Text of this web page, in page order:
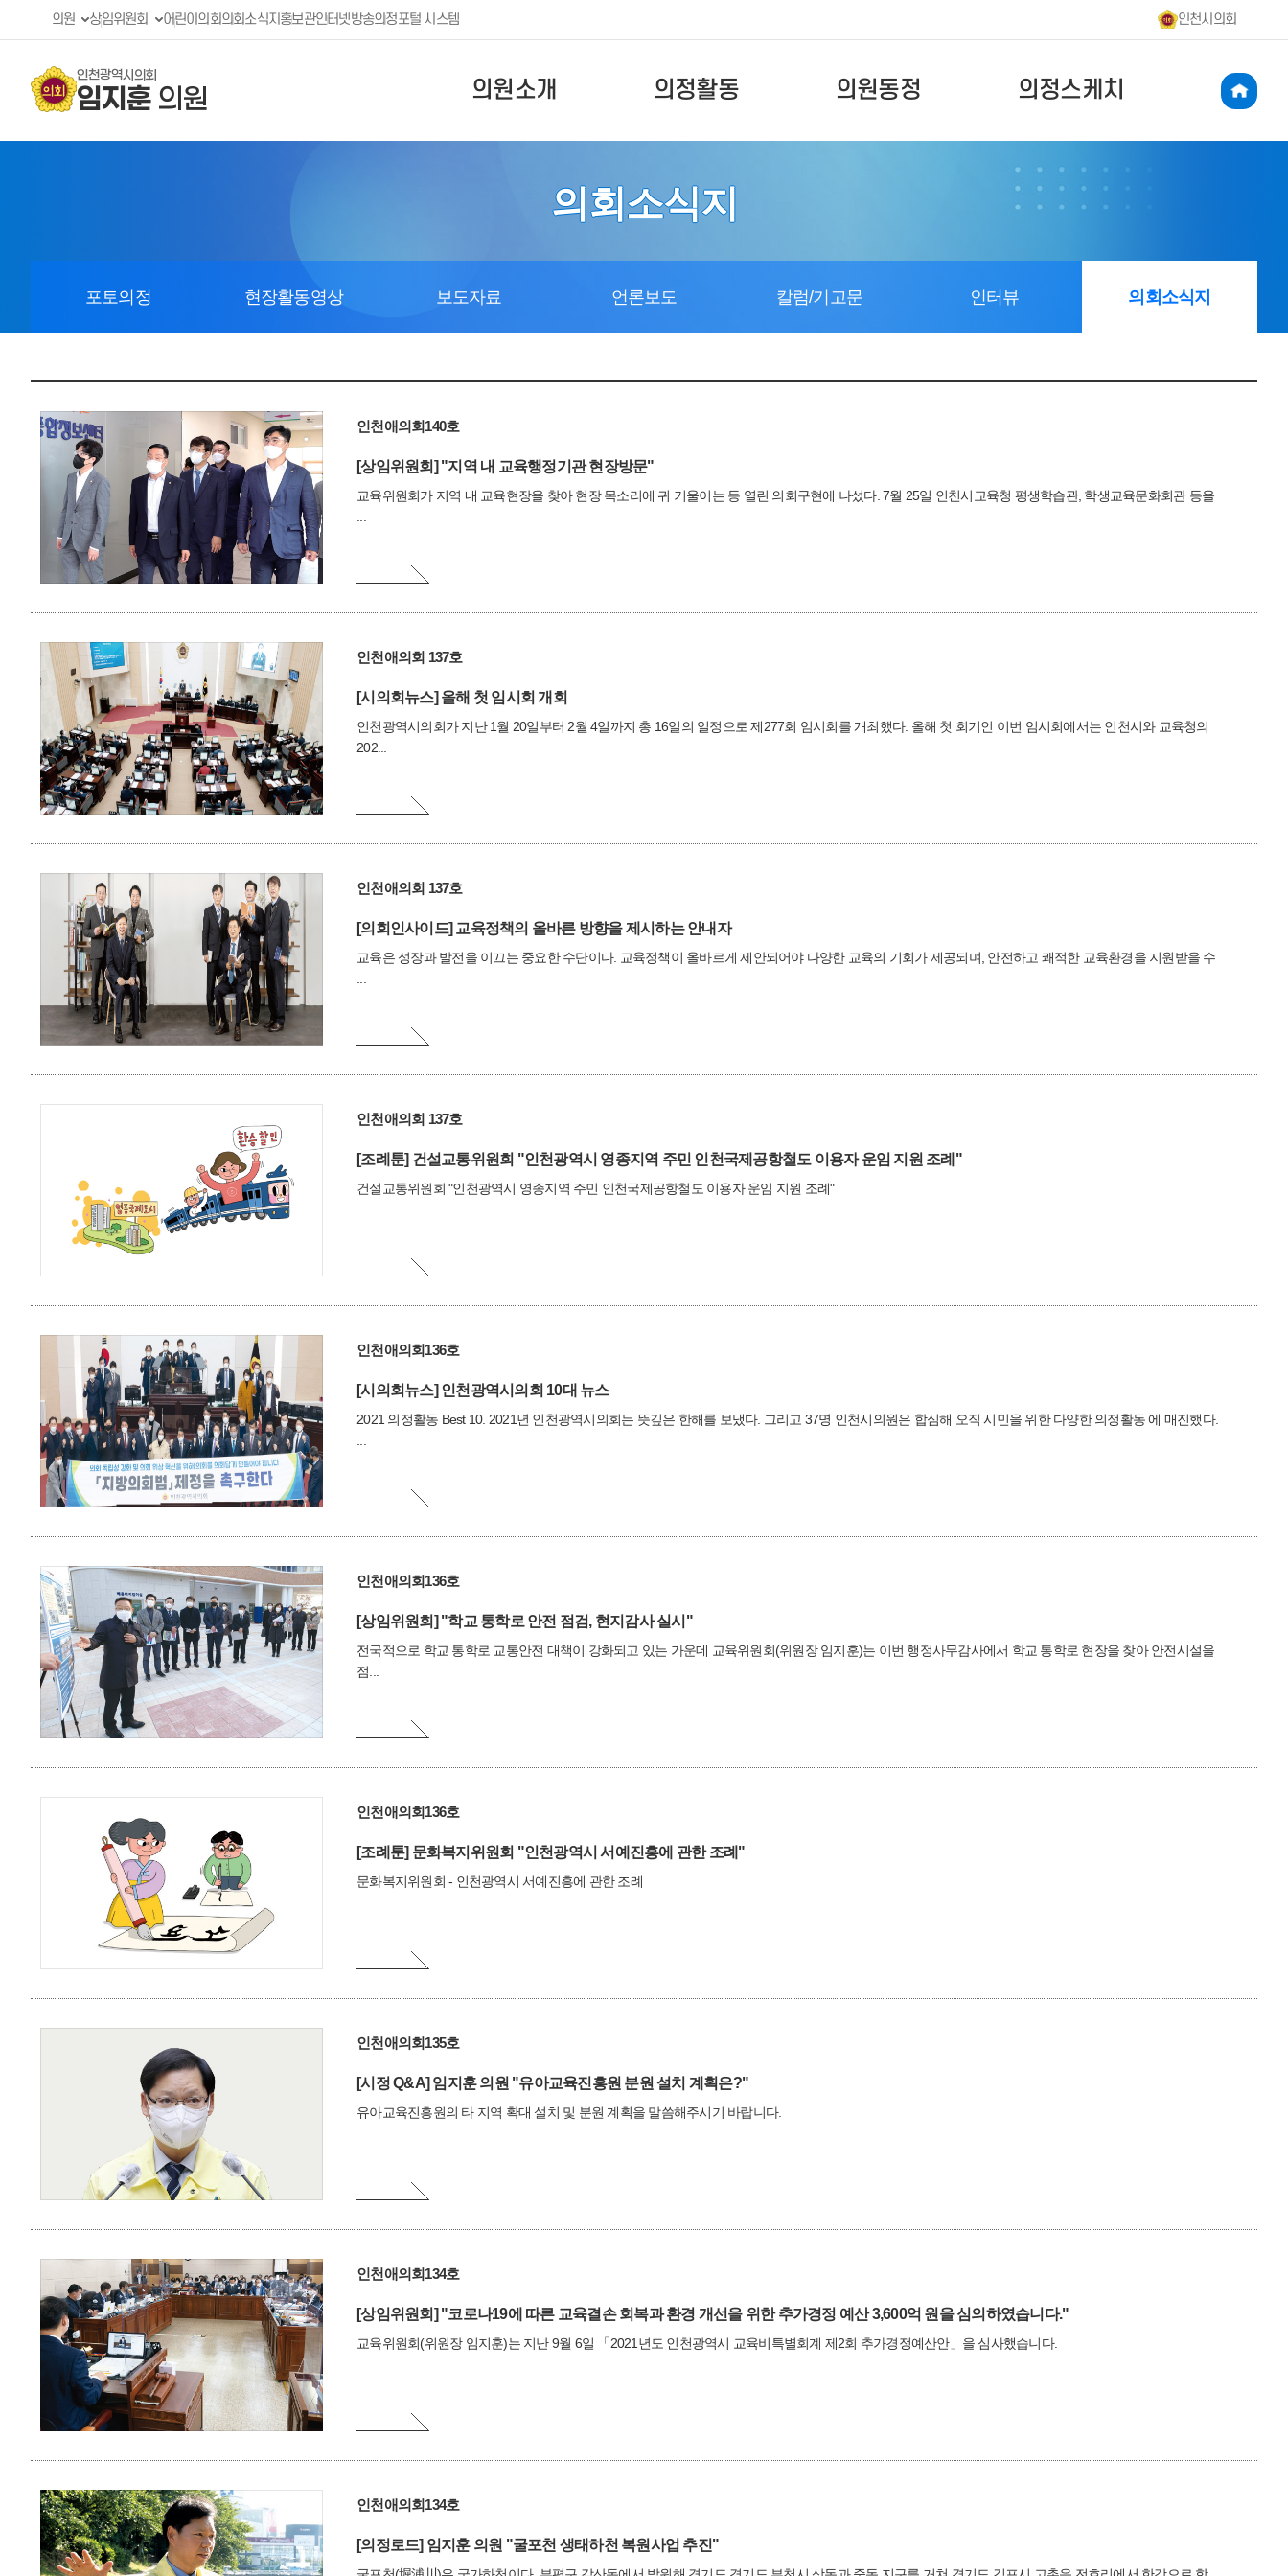
의원 상임위원회 어린이의회의회소식지 홍보관인터넷방송의정포털 시스템 인천시의회
인천광역시의회
임지훈 의원 의원소개 의정활동 의원동정 의정스케치
의회소식지
포토의정 현장활동영상 보도자료 언론보도 칼럼/기고문 인터뷰 의회소식지
인천애의회140호
[상임위원회] "지역 내 교육행정기관 현장방문"
교육위원회가 지역 내 교육현장을 찾아 현장 목소리에 귀 기울이는 등 열린 의회구현에 나섰다. 7월 25일 인천시교육청 평생학습관, 학생교육문화회관 등을
인천애의회 137호
[시의회뉴스] 올해 첫 임시회 개회
인천광역시의회가 지난 1월 20일부터 2월 4일까지 총 16일의 일정으로 제277회 임시회를 개최했다. 올해 첫 회기인 이번 임시회에서는 인천시와 교육청의
202...
인천애의회 137호
[의회인사이드] 교육정책의 올바른 방향을 제시하는 안내자
교육은 성장과 발전을 이끄는 중요한 수단이다. 교육정책이 올바르게 제안되어야 다양한 교육의 기회가 제공되며, 안전하고 쾌적한 교육환경을 지원받을 수
인천애의회 137호
[조례툰] 건설교통위원회 "인천광역시 영종지역 주민 인천국제공항철도 이용자 운임 지원 조례"
건설교통위원회 "인천광역시 영종지역 주민 인천국제공항철도 이용자 운임 지원 조례"
인천애의회136호
[시의회뉴스] 인천광역시의회 10대 뉴스
2021 의정활동 Best 10. 2021년 인천광역시의회는 뜻깊은 한해를 보냈다. 그리고 37명 인천시의원은 합심해 오직 시민을 위한 다양한 의정활동 에 매진했다.
인천애의회136호
[상임위원회] "학교 통학로 안전 점검, 현지감사 실시"
전국적으로 학교 통학로 교통안전 대책이 강화되고 있는 가운데 교육위원회(위원장 임지훈)는 이번 행정사무감사에서 학교 통학로 현장을 찾아 안전시설을
점...
인천애의회136호
[조례툰] 문화복지위원회 "인천광역시 서예진흥에 관한 조례"
문화복지위원회 - 인천광역시 서예진흥에 관한 조례
인천애의회135호
[시정 Q&A] 임지훈 의원 "유아교육진흥원 분원 설치 계획은?"
유아교육진흥원의 타 지역 확대 설치 및 분원 계획을 말씀해주시기 바랍니다.
인천애의회134호
[상임위원회] "코로나19에 따른 교육결손 회복과 환경 개선을 위한 추가경정 예산 3,600억 원을 심의하였습니다."
교육위원회(위원장 임지훈)는 지난 9월 6일 「2021년도 인천광역시 교육비특별회계 제2회 추가경정예산안」을 심사했습니다.
인천애의회134호
[의정로드] 임지훈 의원 "굴포천 생태하천 복원사업 추진"